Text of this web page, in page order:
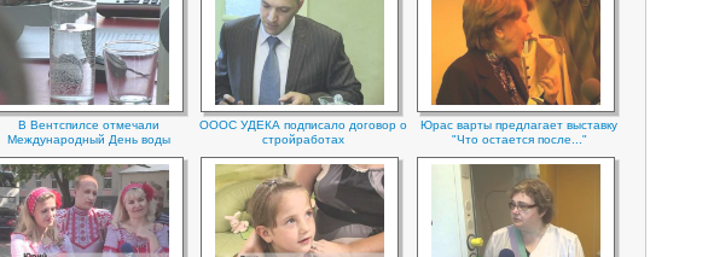
В Вентспилсе отмечали
Международный День воды
ОООС УДЕКА подписало договор о
стройработах
Юрас варты предлагает выставку
"Что остается после..."